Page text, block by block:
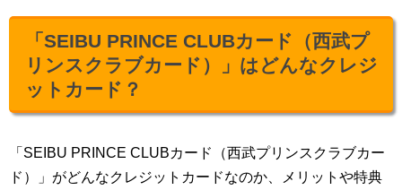
「SEIBU PRINCE CLUBカード（西武プ
リンスクラブカード）」はどんなクレジ
ットカード？
「SEIBU PRINCE CLUBカード（西武プリンスクラブカー
ド）」がどんなクレジットカードなのか、メリットや特典